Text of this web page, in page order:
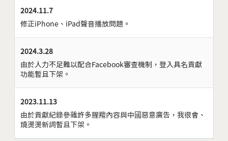
2024.11.7
修正iPhone、iPad聲音播放問題。
2024.3.28
由於人力不足難以配合Facebook審查機制，登入具名貢獻
功能暫且下架。
2023.11.13
由於貢獻紀錄參雜許多腥羶內容與中國惡意廣告，我很會、
燒燙燙新詞暫且下架。